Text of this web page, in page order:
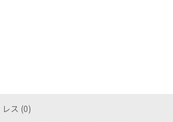
レス (0)